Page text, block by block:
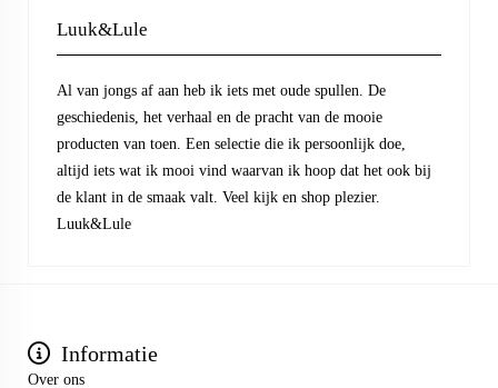
Luuk&Lule
Al van jongs af aan heb ik iets met oude spullen. De
geschiedenis, het verhaal en de pracht van de mooie
producten van toen. Een selectie die ik persoonlijk doe,
altijd iets wat ik mooi vind waarvan ik hoop dat het ook bij
de klant in de smaak valt. Veel kijk en shop plezier.
Luuk&Lule
Informatie
Over ons